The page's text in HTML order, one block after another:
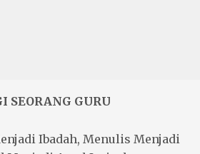
SEORANG GURU
Ibadah, Menulis Menjadi